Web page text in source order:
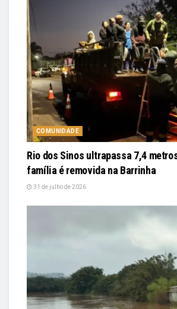
COMUNIDADE
Rio dos Sinos ultrapassa 7,4
família é removida na Barrinha
31 de julho de 2026